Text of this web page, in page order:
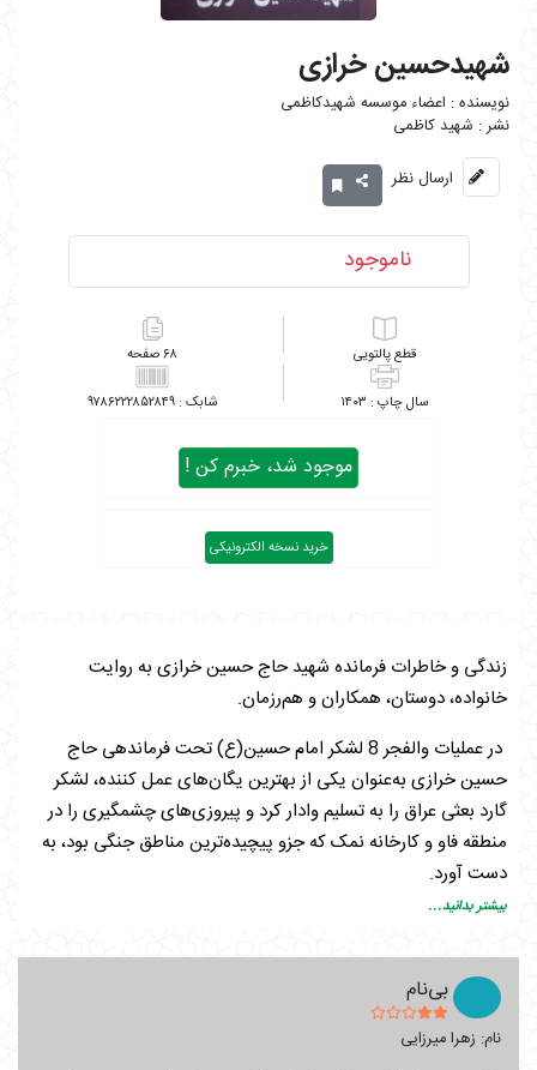
شهیدحسین خرازی
اعضاء موسسه شهیدکاظمی
شهید کاظمی
ارسال نظر
ناموجود
پالتویی ۶۸
۱۴۰۳ ۹۷۸۶۲۲۲۸۵۲۸۴۹
موجود شد، خبرم کن !
خرید نسخه الکترونیکی
زندگی و خاطرات فرمانده شهید حاج حسین خرازی به روایت
خانواده، دوستان، همکاران و هم‌رزمان.
در عملیات والفجر 8 لشکر امام حسین(ع) تحت فرماندهی حاج
حسین خرازی به‌عنوان یکی از بهترین یگان‌های عمل کننده، لشکر
گارد بعثی عراق را به تسلیم وادار کرد و پیروزی‌های چشمگیری را در
منطقه فاو و کارخانه نمک که جزو پیچیده‌ترین مناطق جنگی بود، به
دست آورد.
شما در این کتاب با یک نابغه جنگی و اخلاقی آشنا می‌شوید که در
بیشتر بدانید...
بی‌نام
نام: زهرا میرزایی